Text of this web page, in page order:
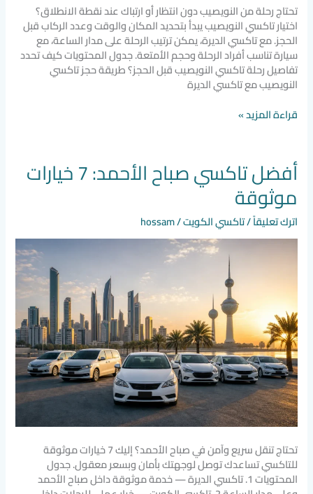
تحتاج رحلة من النويصيب دون انتظار أو ارتباك عند نقطة الانطلاق؟
اختيار تاكسي النويصيب يبدأ بتحديد المكان والوقت وعدد الركاب قبل
الحجز. مع تاكسي الديرة، يمكن ترتيب الرحلة على مدار الساعة، مع
سيارة تناسب أفراد الرحلة وحجم الأمتعة. جدول المحتويات كيف تحدد
تفاصيل رحلة تاكسي النويصيب قبل الحجز؟ طريقة حجز تاكسي
النويصيب مع تاكسي الديرة
قراءة المزيد »
أفضل تاكسي صباح الأحمد: 7 خيارات
موثوقة
اترك تعليقاً/تاكسي الكويت/
hossam
تحتاج تنقل سريع وآمن في صباح الأحمد؟ إليك 7 خيارات موثوقة
للتاكسي تساعدك توصل لوجهتك بأمان وبسعر معقول. جدول
المحتويات 1. تاكسي الديرة — خدمة موثوقة داخل صباح الأحمد
أفضل
تاكسي
صباح
الأحمد:
7
خيارات
موثوقة